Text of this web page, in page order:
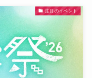
注目のイベント